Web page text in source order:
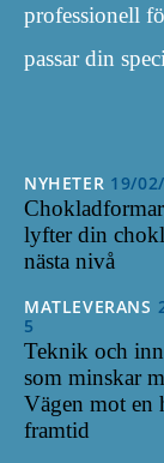
professionell
passar din
NYHETER 19/
lyfter din
nästa nivå
MATLEVERANS
5
Teknik och
som minskar
Vägen mot en
framtid